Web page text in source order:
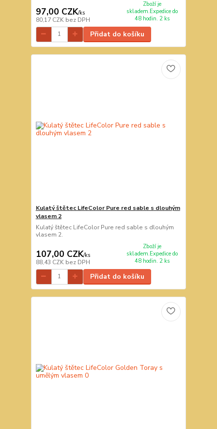
97,00 CZK/ks
80,17 CZK bez DPH
Zboží je
skladem.Expedice do
48 hodin. 2 ks
Přidat do košíku
Kulatý štětec LifeColor Pure red sable s dlouhým
vlasem 2
Kulatý štětec LifeColor Pure red sable s dlouhým
vlasem 2.
107,00 CZK/ks
88,43 CZK bez DPH
Zboží je
skladem.Expedice do
48 hodin. 2 ks
Přidat do košíku